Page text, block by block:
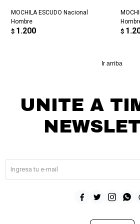
MOCHILA ESCUDO Nacional
Hombre
$ 1.200 $
Ir arriba
UNITE A
   